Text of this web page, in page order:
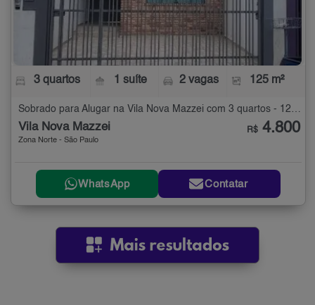
3 quartos 1 suíte 2 vagas 125 m²
Sobrado para Alugar na Vila Nova Mazzei com 3 quartos - 125 m²
Vila Nova Mazzei
Zona Norte - São Paulo
R$ 4.800
WhatsApp Contatar